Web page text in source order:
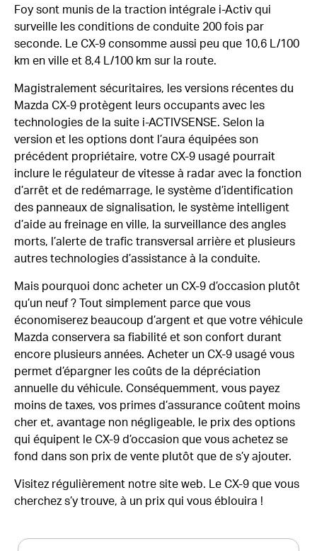
Foy sont munis de la traction intégrale i-Activ qui
surveille les conditions de conduite 200 fois par
seconde. Le CX-9 consomme aussi peu que 10,6 L/100
km en ville et 8,4 L/100 km sur la route.
Magistralement sécuritaires, les versions récentes du
Mazda CX-9 protègent leurs occupants avec les
technologies de la suite i-ACTIVSENSE. Selon la
version et les options dont l’aura équipées son
précédent propriétaire, votre CX-9 usagé pourrait
inclure le régulateur de vitesse à radar avec la fonction
d’arrêt et de redémarrage, le système d’identification
des panneaux de signalisation, le système intelligent
d’aide au freinage en ville, la surveillance des angles
morts, l’alerte de trafic transversal arrière et plusieurs
autres technologies d’assistance à la conduite.
Mais pourquoi donc acheter un CX-9 d’occasion plutôt
qu’un neuf ? Tout simplement parce que vous
économiserez beaucoup d’argent et que votre véhicule
Mazda conservera sa fiabilité et son confort durant
encore plusieurs années. Acheter un CX-9 usagé vous
permet d’épargner les coûts de la dépréciation
annuelle du véhicule. Conséquemment, vous payez
moins de taxes, vos primes d’assurance coûtent moins
cher et, avantage non négligeable, le prix des options
qui équipent le CX-9 d’occasion que vous achetez se
fond dans son prix de vente plutôt que de s’y ajouter.
Visitez régulièrement notre site web. Le CX-9 que vous
cherchez s’y trouve, à un prix qui vous éblouira !